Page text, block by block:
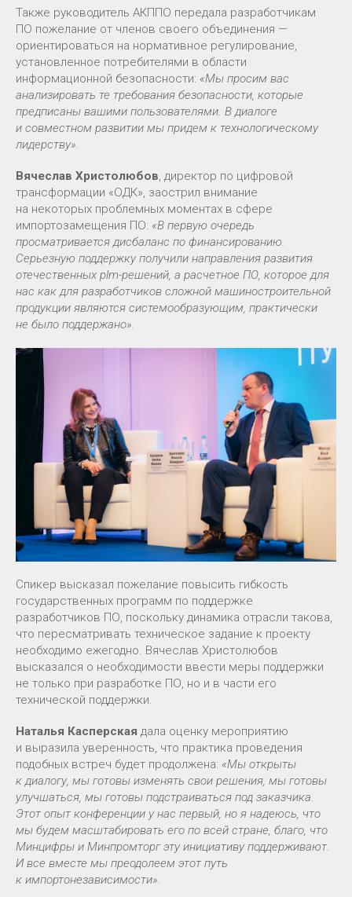
Также руководитель АКППО передала разработчикам
ПО пожелание от членов своего объединения —
ориентироваться на нормативное регулирование,
установленное потребителями в области
информационной безопасности: «Мы просим вас
анализировать те требования безопасности, которые
предписаны вашими пользователями. В диалоге
и совместном развитии мы придем к технологическому
лидерству».
Вячеслав Христолюбов, директор по цифровой
трансформации «ОДК», заострил внимание
на некоторых проблемных моментах в сфере
импортозамещения ПО: «В первую очередь
просматривается дисбаланс по финансированию.
Серьезную поддержку получили направления развития
отечественных plm-решений, а расчетное ПО, которое для
нас как для разработчиков сложной машиностроительной
продукции являются системообразующим, практически
не было поддержано».
Спикер высказал пожелание повысить гибкость
государственных программ по поддержке
разработчиков ПО, поскольку динамика отрасли такова,
что пересматривать техническое задание к проекту
необходимо ежегодно. Вячеслав Христолюбов
высказался о необходимости ввести меры поддержки
не только при разработке ПО, но и в части его
технической поддержки.
Наталья Касперская дала оценку мероприятию
и выразила уверенность, что практика проведения
подобных встреч будет продолжена: «Мы открыты
к диалогу, мы готовы изменять свои решения, мы готовы
улучшаться, мы готовы подстраиваться под заказчика.
Этот опыт конференции у нас первый, но я надеюсь, что
мы будем масштабировать его по всей стране, благо, что
Минцифры и Минпромторг эту инициативу поддерживают.
И все вместе мы преодолеем этот путь
к импортонезависимости».